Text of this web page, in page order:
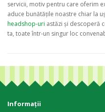
servicii, motiv pentru care oferim
aduce bunătățile noastre chiar la
headshop-uri astăzi și descoperă
ta, toate într-un singur loc
Informaţii